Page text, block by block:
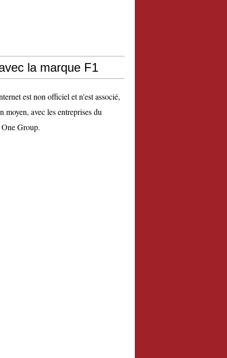
la marque F1
est non officiel et n'est associé,
moyen, avec les entreprises du
Group.